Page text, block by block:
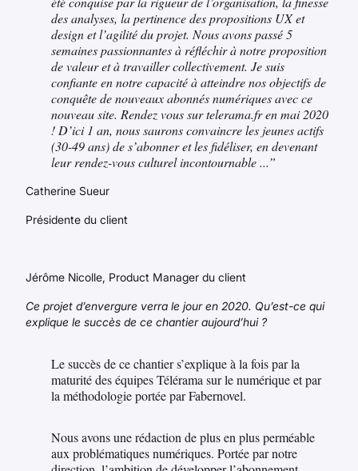
des analyses, la pertinence des propositions UX et
design et l’agilité du projet. Nous avons passé 5
semaines passionnantes à réfléchir à notre proposition
de valeur et à travailler collectivement. Je suis
confiante en notre capacité à atteindre nos objectifs de
conquête de nouveaux abonnés numériques avec ce
nouveau site. Rendez vous sur telerama.fr en mai 2020
! D’ici 1 an, nous saurons convaincre les jeunes actifs
(30-49 ans) de s’abonner et les fidéliser, en devenant
leur rendez-vous culturel incontournable ...”
Catherine Sueur
Présidente du client
Jérôme Nicolle, Product Manager du client
Ce projet d’envergure verra le jour en 2020. Qu’est-ce qui
explique le succès de ce chantier aujourd’hui ?
Le succès de ce chantier s’explique à la fois par la
maturité des équipes Télérama sur le numérique et par
la méthodologie portée par Fabernovel.
Nous avons une rédaction de plus en plus perméable
aux problématiques numériques. Portée par notre